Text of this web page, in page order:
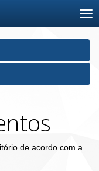
de acordo com a